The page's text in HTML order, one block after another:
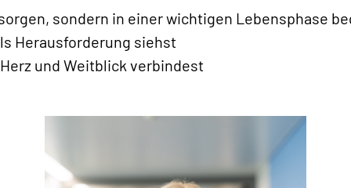
sondern in einer wichtigen Lebensphase
Herausforderung siehst
und Weitblick verbindest